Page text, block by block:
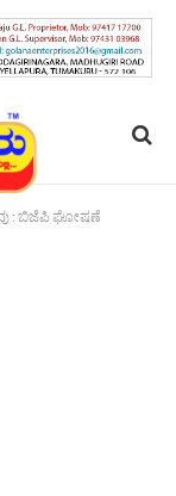
: ಬಿಜೆಪಿ ಘೋಷಣೆ